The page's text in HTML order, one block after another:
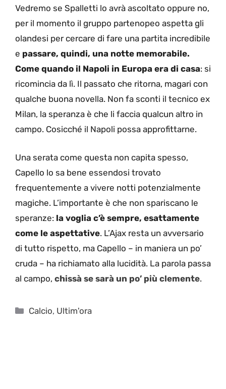
Vedremo se Spalletti lo avrà ascoltato oppure no,
per il momento il gruppo partenopeo aspetta gli
olandesi per cercare di fare una partita incredibile
e passare, quindi, una notte memorabile.
Come quando il Napoli in Europa era di casa: si
ricomincia da lì. Il passato che ritorna, magari con
qualche buona novella. Non fa sconti il tecnico ex
Milan, la speranza è che li faccia qualcun altro in
campo. Cosicché il Napoli possa approfittarne.
Una serata come questa non capita spesso,
Capello lo sa bene essendosi trovato
frequentemente a vivere notti potenzialmente
magiche. L’importante è che non spariscano le
speranze: la voglia c’è sempre, esattamente
come le aspettative. L’Ajax resta un avversario
di tutto rispetto, ma Capello – in maniera un po’
cruda – ha richiamato alla lucidità. La parola passa
al campo, chissà se sarà un po’ più clemente.
Categorie
Calcio, Ultim'ora